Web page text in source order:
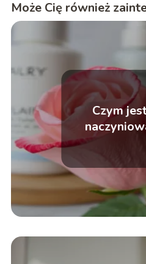
Może Cię również
Czym